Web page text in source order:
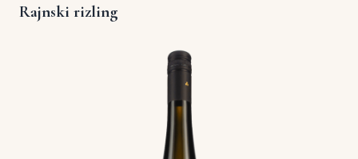
Rajnski rizling